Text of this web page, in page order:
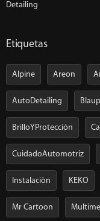
Detailing
Etiquetas
Alpine Areon
AutoDetailing
BrilloYProtección
CuidadoAutomotriz
Instalaciòn KEKO
Mr Cartoon